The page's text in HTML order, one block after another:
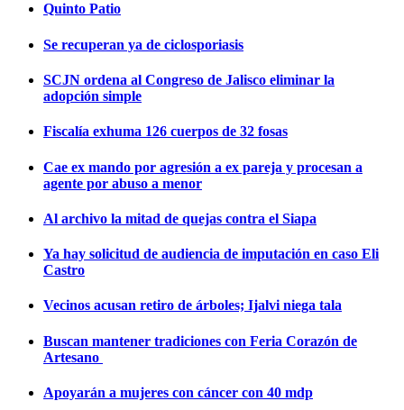
Quinto Patio
Se recuperan ya de ciclosporiasis
SCJN ordena al Congreso de Jalisco eliminar la
adopción simple
Fiscalía exhuma 126 cuerpos de 32 fosas
Cae ex mando por agresión a ex pareja y procesan a
agente por abuso a menor
Al archivo la mitad de quejas contra el Siapa
Ya hay solicitud de audiencia de imputación en caso Eli
Castro
Vecinos acusan retiro de árboles; Ijalvi niega tala
Buscan mantener tradiciones con Feria Corazón de
Artesano
Apoyarán a mujeres con cáncer con 40 mdp